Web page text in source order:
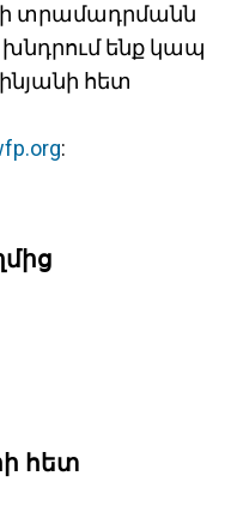
տրամադրմանն
ենք կապ
հետ
:
հետ